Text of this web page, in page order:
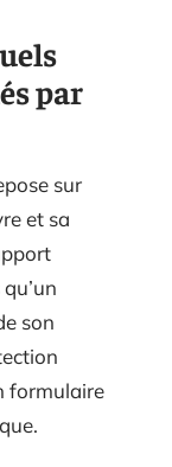
par
sur
et sa
son
formulaire